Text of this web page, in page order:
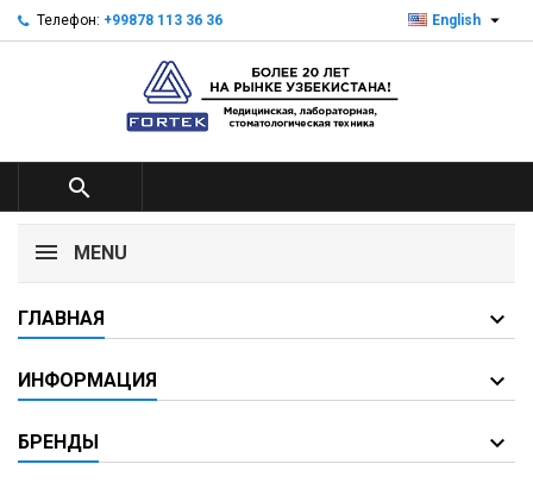
Телефон: +99878 113 36 36 English 

MENU
ГЛАВНАЯ
ИНФОРМАЦИЯ
БРЕНДЫ